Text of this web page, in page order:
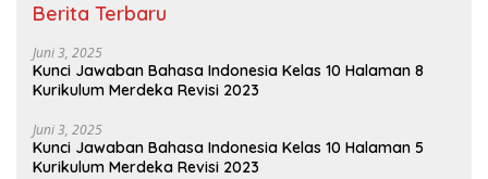
Berita Terbaru
Juni 3, 2025
Kunci Jawaban Bahasa Indonesia Kelas 10 Halaman 8
Kurikulum Merdeka Revisi 2023
Juni 3, 2025
Kunci Jawaban Bahasa Indonesia Kelas 10 Halaman 5
Kurikulum Merdeka Revisi 2023